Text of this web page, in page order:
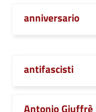
anniversario
antifascisti
Antonio Giuffrè